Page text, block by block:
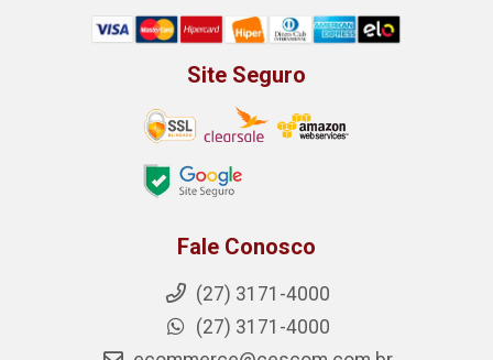
Site Seguro
Fale Conosco
(27) 3171-4000
(27) 3171-4000